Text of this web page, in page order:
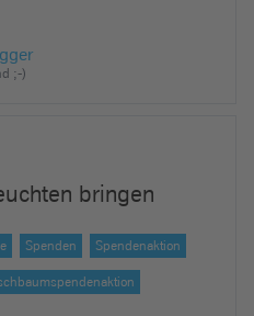
;-)
bringen
Spenden Spendenaktion